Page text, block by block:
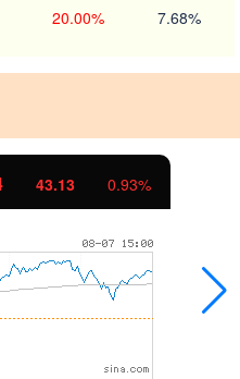
20.00% 7.68%
43.13 0.93%